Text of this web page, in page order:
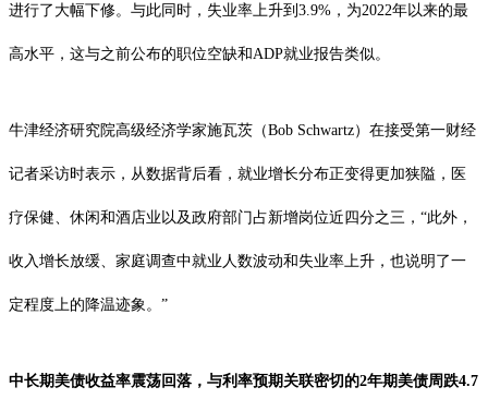
进行了大幅下修。与此同时，失业率上升到3.9%，为2022年以来的最
高水平，这与之前公布的职位空缺和ADP就业报告类似。
牛津经济研究院高级经济学家施瓦茨（Bob Schwartz）在接受第一财经
记者采访时表示，从数据背后看，就业增长分布正变得更加狭隘，医
疗保健、休闲和酒店业以及政府部门占新增岗位近四分之三，“此外，
收入增长放缓、家庭调查中就业人数波动和失业率上升，也说明了一
定程度上的降温迹象。”
中长期美债收益率震荡回落，与利率预期关联密切的2年期美债周跌4.7